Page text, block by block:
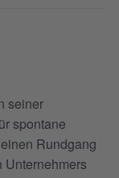
seiner
spontane
Rundgang